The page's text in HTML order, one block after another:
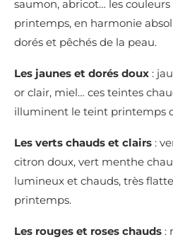
saumon, abricot… les
printemps, en harmonie
dorés et pêchés de la peau.
Les jaunes et dorés doux :
or clair, miel… ces teintes
illuminent le teint printemps
Les verts chauds et clairs :
citron doux, vert menthe
lumineux et chauds, très
printemps.
Les rouges et roses chauds :